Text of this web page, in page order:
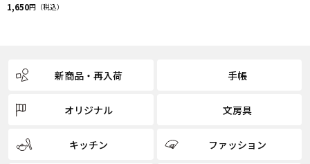
1,650円（税込）
新商品・再入荷 手帳
オリジナル 文房具
キッチン ファッション